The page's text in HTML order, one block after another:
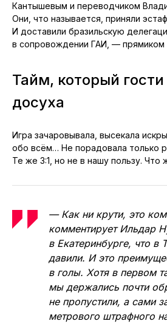
Кантышевым и переводчиком
Они, что называется, приняли
И доставили бразильскую
в сопровождении ГАИ, — прямиком
Тайм, который
досуха
Игра зачаровывала, высекала
обо всём… Не порадовала только
Те же 3:1, но не в нашу пользу. Что
— Как ни крути, это
комментирует Ильдар
в Екатеринбурге, что
давили. И это
в голы. Хотя в первом
мы держались почти
не пропустили, а сами
метрового штрафного